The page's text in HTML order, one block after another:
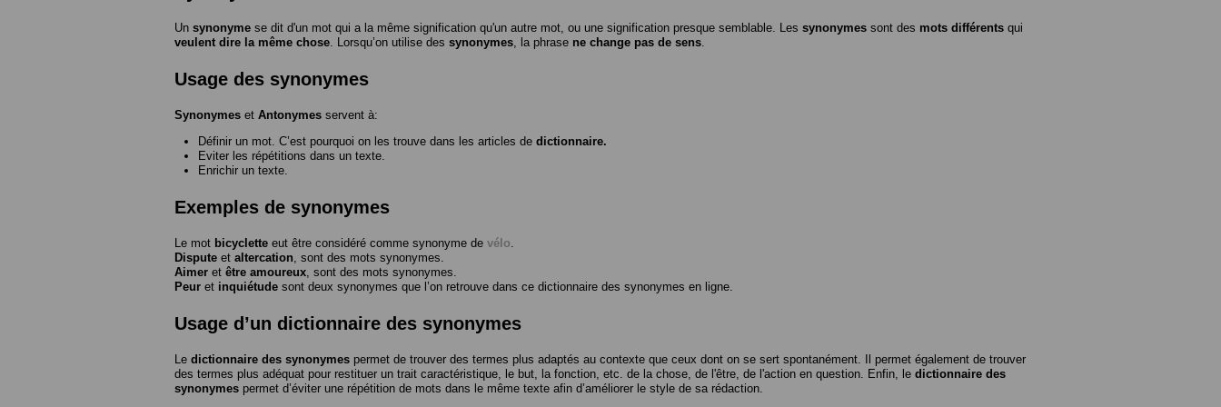
Un synonyme se dit d'un mot qui a la même signification qu'un autre mot, ou une signification presque semblable. Les synonymes sont des mots différents qui
veulent dire la même chose . Lorsqu’on utilise des synonymes , la phrase ne change pas de sens
Usage des synonymes
Synonymes et Antonymes servent à:
Définir un mot. C’est pourquoi on les trouve dans les articles de dictionnaire.
Eviter les répétitions dans un texte.
Enrichir un texte.
Exemples de synonymes
Le mot bicyclette eut être considéré comme synonyme de vélo
Dispute et altercation , sont des mots synonymes.
Aimer et être amoureux , sont des mots synonymes.
Peur et inquiétude sont deux synonymes que l’on retrouve dans ce dictionnaire des synonymes en ligne.
Usage d’un dictionnaire des synonymes
Le dictionnaire des synonymes permet de trouver des termes plus adaptés au contexte que ceux dont on se sert spontanément. Il permet également de trouver
des termes plus adéquat pour restituer un trait caractéristique, le but, la fonction, etc. de la chose, de l'être, de l'action en question. Enfin, le dictionnaire des
synonymes permet d’éviter une répétition de mots dans le même texte afin d’améliorer le style de sa rédaction.